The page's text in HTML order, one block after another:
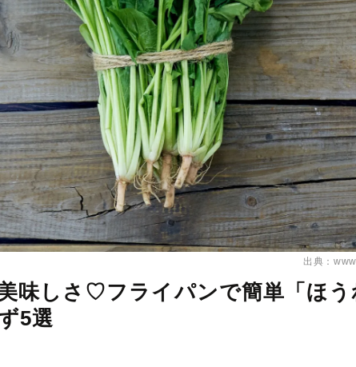
出典：
味しさ♡フライパンで簡単「ほう
5選